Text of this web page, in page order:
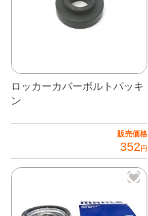
ロッカーカバーボルトパッキ
ン
販売価格
352円